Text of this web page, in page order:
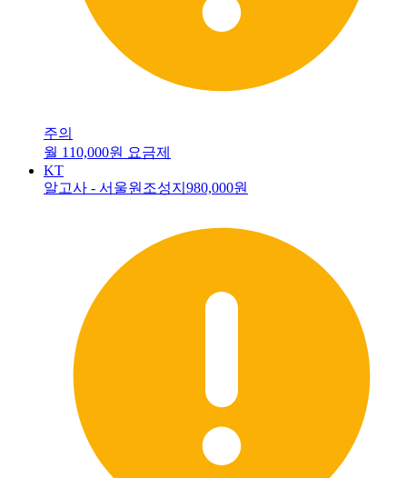
주의
월 110,000원 요금제
KT
알고사 - 서울원조성지 980,000원